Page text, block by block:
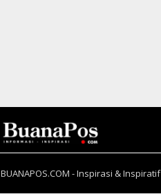
BUANAPOS.COM - Inspirasi & Inspiratif